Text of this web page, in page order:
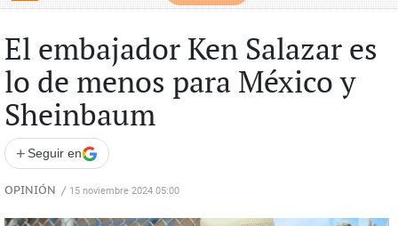
El embajador Ken Salazar es
lo de menos para México y
Sheinbaum
+ Seguir en
OPINIÓN / 15 noviembre 2024 05:00